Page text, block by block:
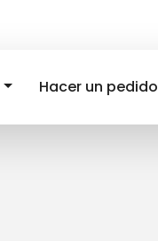
Hacer un pedido